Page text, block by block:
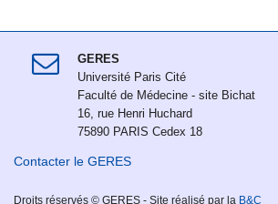
GERES
Université Paris Cité
Faculté de Médecine - site Bichat
16, rue Henri Huchard
75890 PARIS Cedex 18
Contacter le GERES
Droits réservés © GERES - Site réalisé par la B&C